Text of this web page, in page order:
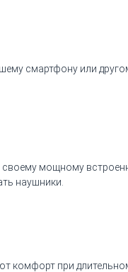
смартфону или
мощному
наушники.
комфорт при